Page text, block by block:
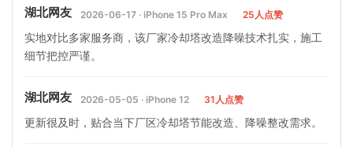
湖北网友 2026-06-17 · iPhone 15 Pro Max 25人点赞
实地对比多家服务商，该厂家冷却塔改造降噪技术扎实，施工
细节把控严谨。
湖北网友 2026-05-05 · iPhone 12 31人点赞
更新很及时，贴合当下厂区冷却塔节能改造、降噪整改需求。